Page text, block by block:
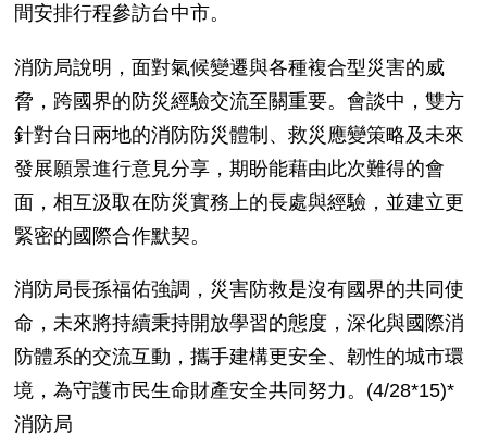
間安排行程參訪台中市。
消防局說明，面對氣候變遷與各種複合型災害的威
脅，跨國界的防災經驗交流至關重要。會談中，雙方
針對台日兩地的消防防災體制、救災應變策略及未來
發展願景進行意見分享，期盼能藉由此次難得的會
面，相互汲取在防災實務上的長處與經驗，並建立更
緊密的國際合作默契。
消防局長孫福佑強調，災害防救是沒有國界的共同使
命，未來將持續秉持開放學習的態度，深化與國際消
防體系的交流互動，攜手建構更安全、韌性的城市環
境，為守護市民生命財產安全共同努力。(4/28*15)*
消防局